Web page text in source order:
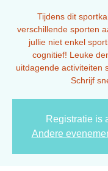
Tijdens dit
verschillende sporten
jullie niet enkel
cognitief! Leuke
uitdagende activiteiten
Schrijf
Registratie is
Andere